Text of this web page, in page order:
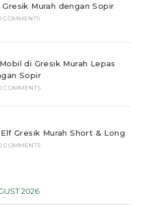
Murah dengan Sopir
COMMENTS
di Gresik Murah Lepas
Sopir
COMMENTS
Gresik Murah Short & Long
COMMENTS
2026